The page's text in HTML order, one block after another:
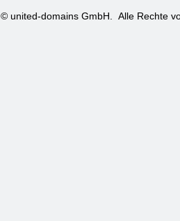
© united-domains GmbH. Alle Rechte